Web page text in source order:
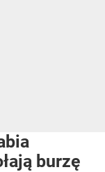
burzę